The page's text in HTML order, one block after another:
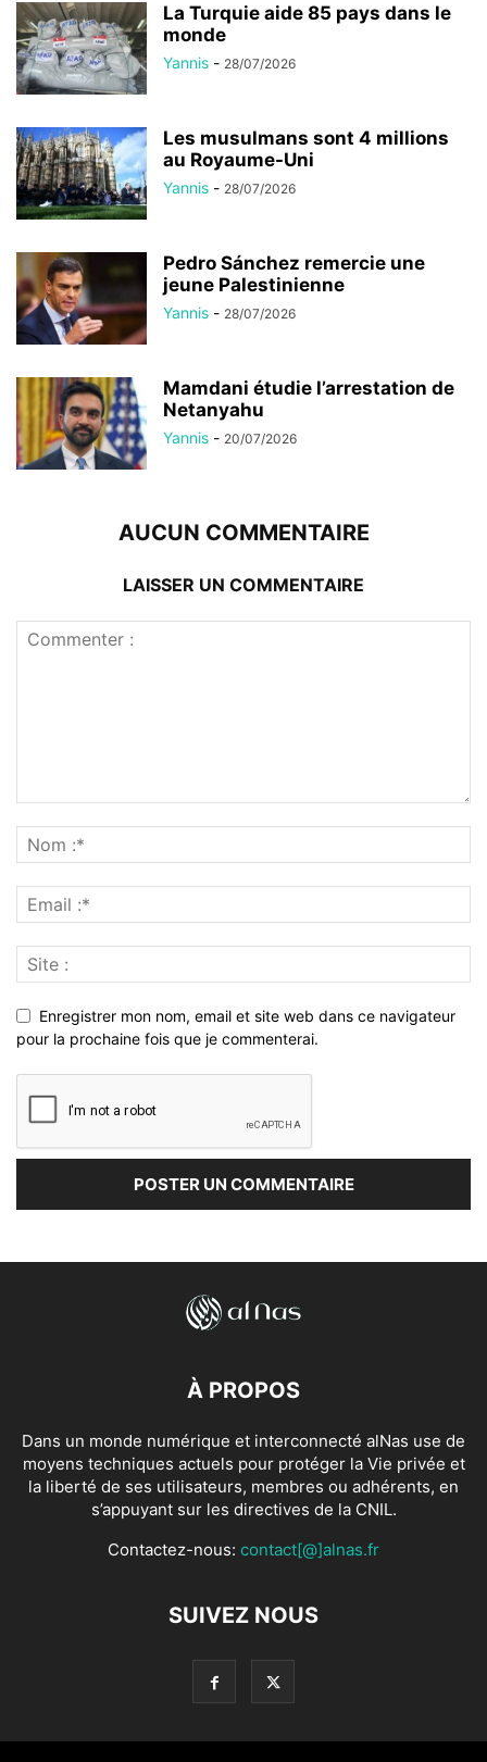
La Turquie aide 85 pays dans le
monde
Yannis - 28/07/2026
Les musulmans sont 4 millions
au Royaume-Uni
Yannis - 28/07/2026
Pedro Sánchez remercie une
jeune Palestinienne
Yannis - 28/07/2026
Mamdani étudie l’arrestation de
Netanyahu
Yannis - 20/07/2026
AUCUN COMMENTAIRE
LAISSER UN COMMENTAIRE
Enregistrer mon nom, email et site web dans ce navigateur
pour la prochaine fois que je commenterai.
À PROPOS
Dans un monde numérique et interconnecté alNas use de
moyens techniques actuels pour protéger la Vie privée et
la liberté de ses utilisateurs, membres ou adhérents, en
s’appuyant sur les directives de la CNIL.
Contactez-nous: contact[@]alnas.fr
SUIVEZ NOUS